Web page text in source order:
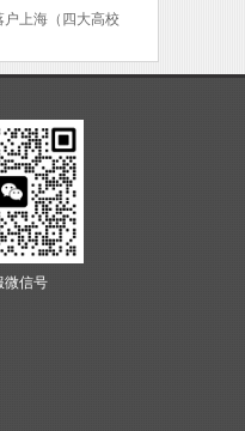
可以落户上海吗
上海（四大高校
微信号